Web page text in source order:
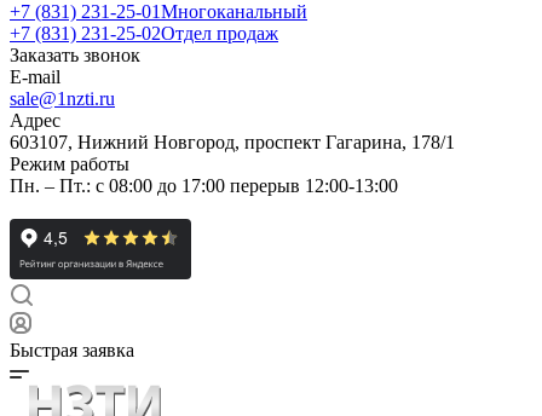
+7 (831) 231-25-01Многоканальный
+7 (831) 231-25-02Отдел продаж
Заказать звонок
E-mail
sale@1nzti.ru
Адрес
603107, Нижний Новгород, проспект Гагарина, 178/1
Режим работы
Пн. – Пт.: с 08:00 до 17:00 перерыв 12:00-13:00
Быстрая заявка